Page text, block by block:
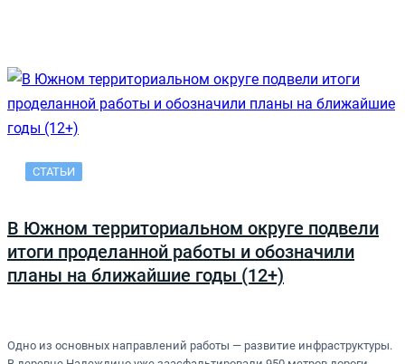
СТАТЬИ
В Южном территориальном округе подвели
итоги проделанной работы и обозначили
планы на ближайшие годы (12+)
Одно из основных направлений работы — развитие инфраструктуры.